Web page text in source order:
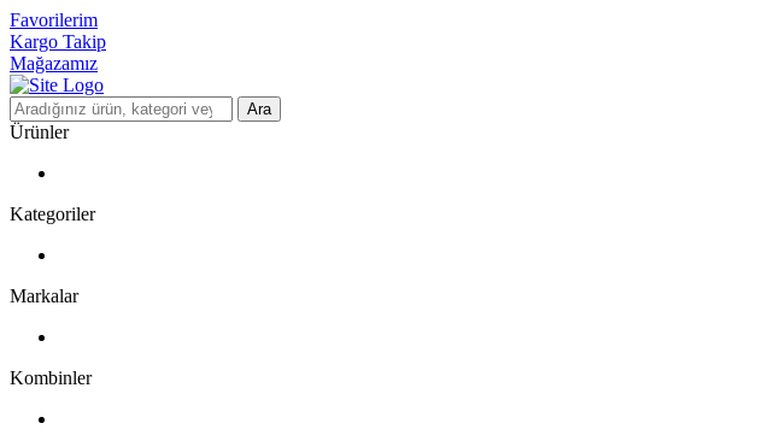
Favorilerim
Kargo Takip
Mağazamız
Ara
Ürünler
Kategoriler
Markalar
Kombinler